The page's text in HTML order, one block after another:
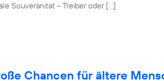
Souveränität – Treiber oder […]
Chancen für ältere